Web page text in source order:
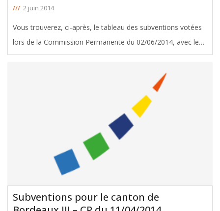
/// 2 juin 2014
Vous trouverez, ci-après, le tableau des subventions votées
lors de la Commission Permanente du 02/06/2014, avec le
soutien de Michel Duchène, Conseiller Général de Bordeaux
Subventions pour le canton de